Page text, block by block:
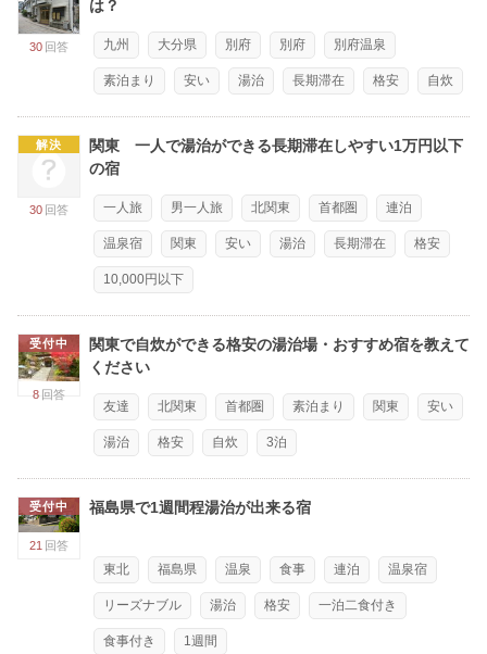
30 回答
は？
九州 大分県 別府 別府 別府温泉
素泊まり 安い 湯治 長期滞在 格安 自炊
解決
30 回答
関東 一人で湯治ができる長期滞在しやすい1万円以下
の宿
一人旅 男一人旅 北関東 首都圏 連泊
温泉宿 関東 安い 湯治 長期滞在 格安
10,000円以下
受付中
8 回答
関東で自炊ができる格安の湯治場・おすすめ宿を教えて
ください
友達 北関東 首都圏 素泊まり 関東 安い
湯治 格安 自炊 3泊
受付中
21 回答
福島県で1週間程湯治が出来る宿
東北 福島県 温泉 食事 連泊 温泉宿
リーズナブル 湯治 格安 一泊二食付き
食事付き 1週間